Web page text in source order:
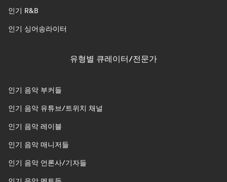
인기 R&B
인기 싱어송라이터
유형별 큐레이터/전문가
인기 음악 부커들
인기 음악 유튜브/트위치 채널
인기 음악 레이블
인기 음악 매니저들
인기 음악 언론사/기자들